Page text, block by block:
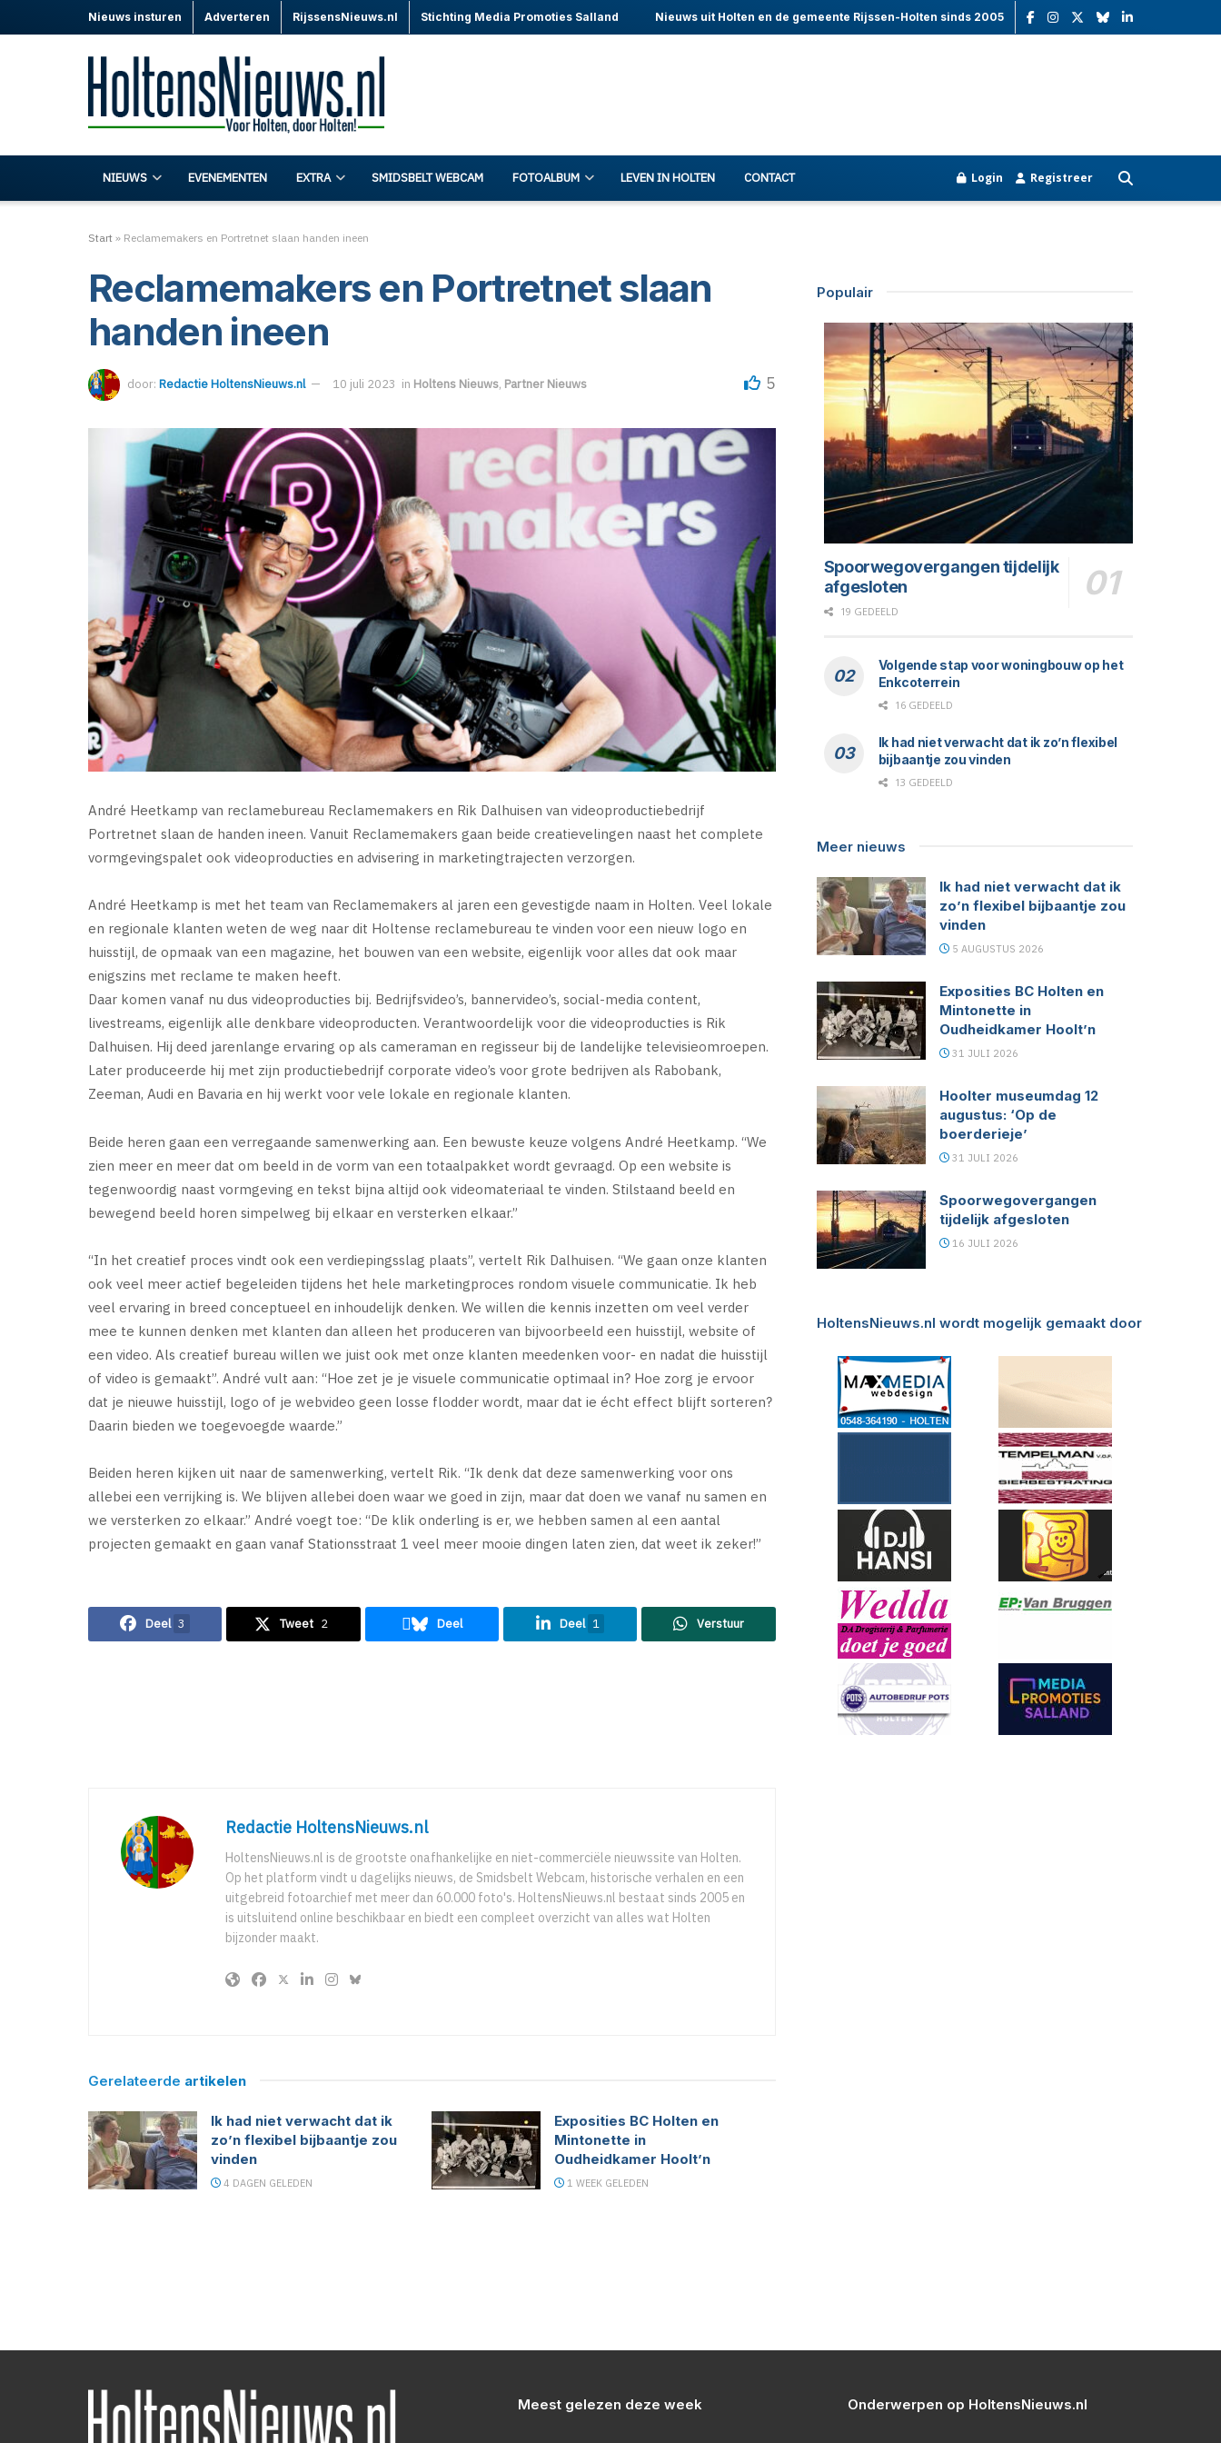
Nieuws insturen Adverteren RijssensNieuws.nl Stichting Media Promoties Salland Nieuws uit Holten en de gemeente Rijssen-Holten sinds 2005
NIEUWS EVENEMENTEN EXTRA SMIDSBELT WEBCAM FOTOALBUM LEVEN IN HOLTEN CONTACT Login Registreer
Start » Reclamemakers en Portretnet slaan handen ineen
Reclamemakers en Portretnet slaan
handen ineen
door: Redactie HoltensNieuws.nl 10 juli 2023 in Holtens Nieuws, Partner Nieuws 5
André Heetkamp van reclamebureau Reclamemakers en Rik Dalhuisen van videoproductiebedrijf
Portretnet slaan de handen ineen. Vanuit Reclamemakers gaan beide creatievelingen naast het complete
vormgevingspalet ook videoproducties en advisering in marketingtrajecten verzorgen.
André Heetkamp is met het team van Reclamemakers al jaren een gevestigde naam in Holten. Veel lokale
en regionale klanten weten de weg naar dit Holtense reclamebureau te vinden voor een nieuw logo en
huisstijl, de opmaak van een magazine, het bouwen van een website, eigenlijk voor alles dat ook maar
enigszins met reclame te maken heeft.
Daar komen vanaf nu dus videoproducties bij. Bedrijfsvideo’s, bannervideo’s, social-media content,
livestreams, eigenlijk alle denkbare videoproducten. Verantwoordelijk voor die videoproducties is Rik
Dalhuisen. Hij deed jarenlange ervaring op als cameraman en regisseur bij de landelijke televisieomroepen.
Later produceerde hij met zijn productiebedrijf corporate video’s voor grote bedrijven als Rabobank,
Zeeman, Audi en Bavaria en hij werkt voor vele lokale en regionale klanten.
Beide heren gaan een verregaande samenwerking aan. Een bewuste keuze volgens André Heetkamp. “We
zien meer en meer dat om beeld in de vorm van een totaalpakket wordt gevraagd. Op een website is
tegenwoordig naast vormgeving en tekst bijna altijd ook videomateriaal te vinden. Stilstaand beeld en
bewegend beeld horen simpelweg bij elkaar en versterken elkaar.”
“In het creatief proces vindt ook een verdiepingsslag plaats”, vertelt Rik Dalhuisen. “We gaan onze klanten
ook veel meer actief begeleiden tijdens het hele marketingproces rondom visuele communicatie. Ik heb
veel ervaring in breed conceptueel en inhoudelijk denken. We willen die kennis inzetten om veel verder
mee te kunnen denken met klanten dan alleen het produceren van bijvoorbeeld een huisstijl, website of
een video. Als creatief bureau willen we juist ook met onze klanten meedenken voor- en nadat die huisstijl
of video is gemaakt”. André vult aan: “Hoe zet je je visuele communicatie optimaal in? Hoe zorg je ervoor
dat je nieuwe huisstijl, logo of je webvideo geen losse flodder wordt, maar dat ie écht effect blijft sorteren?
Daarin bieden we toegevoegde waarde.”
Beiden heren kijken uit naar de samenwerking, vertelt Rik. “Ik denk dat deze samenwerking voor ons
allebei een verrijking is. We blijven allebei doen waar we goed in zijn, maar dat doen we vanaf nu samen en
we versterken zo elkaar.” André voegt toe: “De klik onderling is er, we hebben samen al een aantal
projecten gemaakt en gaan vanaf Stationsstraat 1 veel meer mooie dingen laten zien, dat weet ik zeker!”
Deel 3 Tweet 2 Deel Deel 1 Verstuur
Redactie HoltensNieuws.nl
HoltensNieuws.nl is de grootste onafhankelijke en niet-commerciële nieuwssite van Holten.
Op het platform vindt u dagelijks nieuws, de Smidsbelt Webcam, historische verhalen en een
uitgebreid fotoarchief met meer dan 60.000 foto's. HoltensNieuws.nl bestaat sinds 2005 en
is uitsluitend online beschikbaar en biedt een compleet overzicht van alles wat Holten
bijzonder maakt.
Gerelateerde artikelen
Ik had niet verwacht dat ik
zo’n flexibel bijbaantje zou
vinden
4 DAGEN GELEDEN
Exposities BC Holten en
Mintonette in
Oudheidkamer Hoolt’n
1 WEEK GELEDEN
Populair
Spoorwegovergangen tijdelijk
afgesloten
19 GEDEELD
Volgende stap voor woningbouw op het
Enkcoterrein
16 GEDEELD
Ik had niet verwacht dat ik zo’n flexibel
bijbaantje zou vinden
13 GEDEELD
Meer nieuws
Ik had niet verwacht dat ik
zo’n flexibel bijbaantje zou
vinden
5 AUGUSTUS 2026
Exposities BC Holten en
Mintonette in
Oudheidkamer Hoolt’n
31 JULI 2026
Hoolter museumdag 12
augustus: ‘Op de
boerderieje’
31 JULI 2026
Spoorwegovergangen
tijdelijk afgesloten
16 JULI 2026
HoltensNieuws.nl wordt mogelijk gemaakt door
Meest gelezen deze week Onderwerpen op HoltensNieuws.nl